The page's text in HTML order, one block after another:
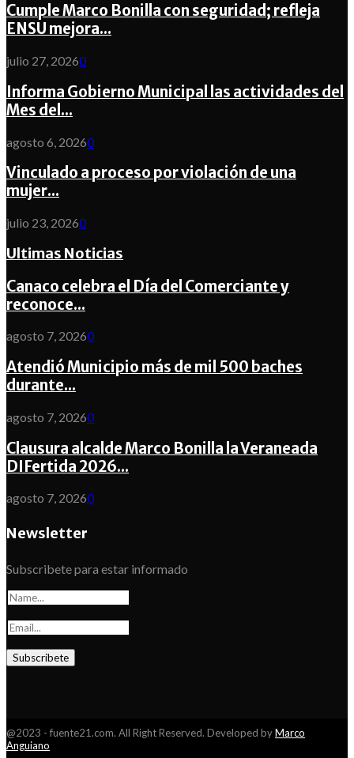
Cumple Marco Bonilla con seguridad; refleja
ENSU mejora...
julio 27, 20260
Informa Gobierno Municipal las actividades del
Mes del...
agosto 6, 20260
Vinculado a proceso por violación de una
mujer...
julio 23, 20260
Ultimas Noticias
Canaco celebra el Día del Comerciante y
reconoce...
agosto 7, 20260
Atendió Municipio más de mil 500 baches
durante...
agosto 7, 20260
Clausura alcalde Marco Bonilla la Veraneada
DIFertida 2026...
agosto 7, 20260
Newsletter
Subscribete para estar informado
@2023 - fuente21.com. All Right Reserved. Developed byMarco
Anguiano